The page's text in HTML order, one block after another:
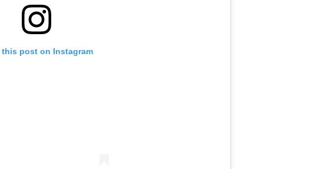
this post on Instagram